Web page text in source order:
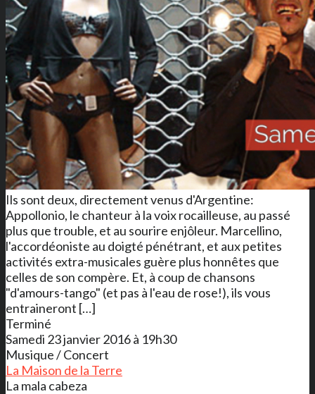
Ils sont deux, directement venus d'Argentine:
Appollonio, le chanteur à la voix rocailleuse, au passé
plus que trouble, et au sourire enjôleur. Marcellino,
l'accordéoniste au doigté pénétrant, et aux petites
activités extra-musicales guère plus honnêtes que
celles de son compère. Et, à coup de chansons
"d'amours-tango" (et pas à l'eau de rose!), ils vous
entraineront […]
Terminé
Samedi 23 janvier 2016 à 19h30
Musique / Concert
La Maison de la Terre
La mala cabeza